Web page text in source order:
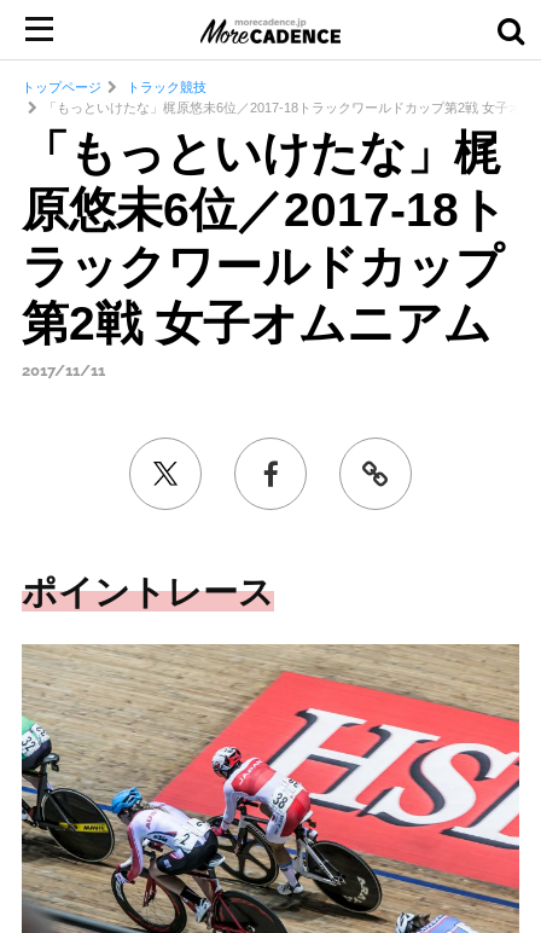
トップページ
トラック競技
「もっといけたな」梶原悠未6位／2017-18トラックワールドカップ第2戦 女子オム
「もっといけたな」梶
原悠未6位／2017-18ト
ラックワールドカップ
第2戦 女子オムニアム
2017/11/11
ポイントレース